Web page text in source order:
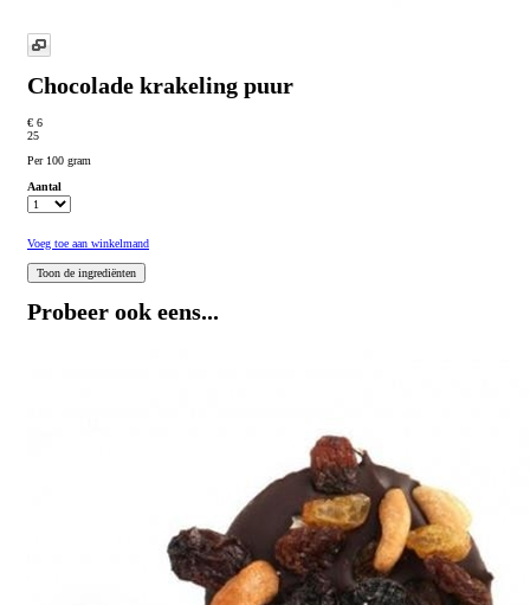
Chocolade krakeling puur
€ 6
25
Per 100 gram
Aantal
Voeg toe aan winkelmand
Probeer ook eens...